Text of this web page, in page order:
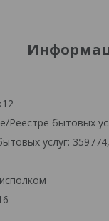
Реестре бытовых
услуг: